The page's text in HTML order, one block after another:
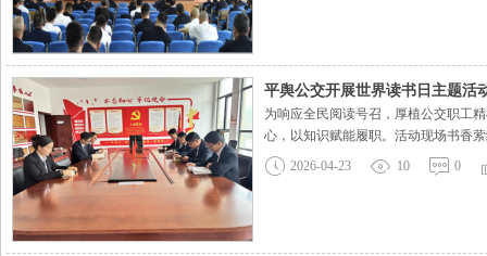
平舆公交开展世界读书日主题活
为响应全民阅读号召，厚植公交职工
心，以知识赋能履职。活动现场书香
品牌。现场发放了人文社科、安全运
与担当。此次活动为职工搭建了交流
2026-04-23 10 0